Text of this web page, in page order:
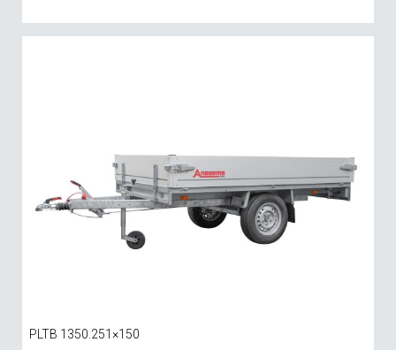
PLTB 1350.251×150